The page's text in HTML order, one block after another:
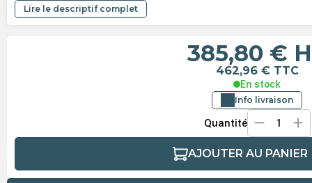
Lire le descriptif complet
385,80 €
462,96 € TTC
En stock
Info livraison
Quantité
AJOUTER AU PANIER